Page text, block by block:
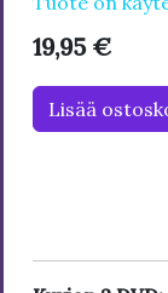
19,95 €
Lisää